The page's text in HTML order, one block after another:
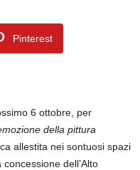
Pinterest
6 ottobre, per
della pittura
allestita nei sontuosi spazi
dell’Alto